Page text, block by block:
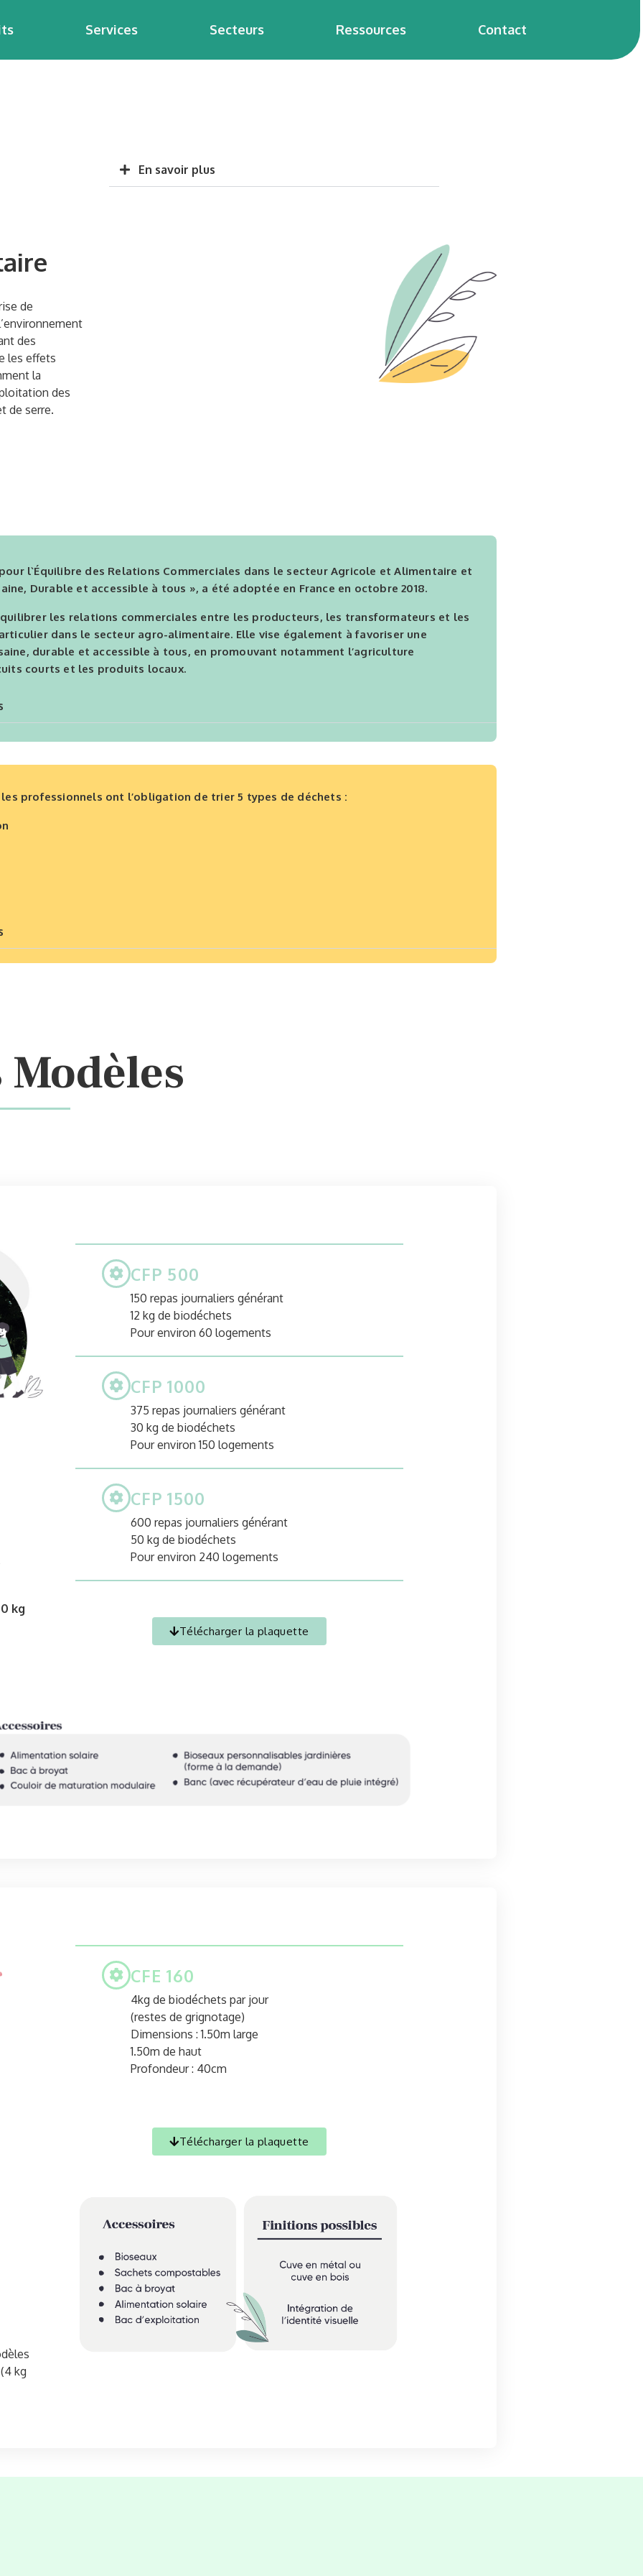
Services Secteurs Ressources Contact
de
des
les effets
la
des
de serre.
En savoir plus
l`Équilibre des Relations Commerciales dans le secteur Agricole et Alimentaire et
Durable et accessible à tous », a été adoptée en France en octobre 2018.
les relations commerciales entre les producteurs, les transformateurs et les
dans le secteur agro-alimentaire. Elle vise également à favoriser une
durable et accessible à tous, en promouvant notamment l’agriculture
courts et les produits locaux.
les professionnels ont l’obligation de trier 5 types de déchets :
Modèles
kg
CFP 500
150 repas journaliers générant
12 kg de biodéchets
Pour environ 60 logements
CFP 1000
375 repas journaliers générant
30 kg de biodéchets
Pour environ 150 logements
CFP 1500
600 repas journaliers générant
50 kg de biodéchets
Pour environ 240 logements
Télécharger la plaquette
kg
CFE 160
4kg de biodéchets par jour
(restes de grignotage)
Dimensions : 1.50m large
1.50m de haut
Profondeur : 40cm
Télécharger la plaquette